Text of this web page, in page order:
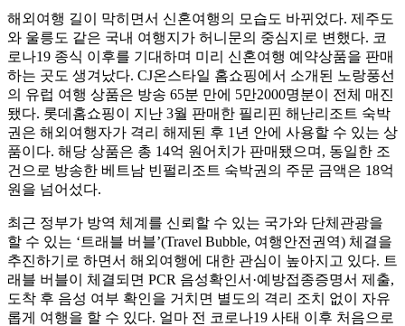
해외여행 길이 막히면서 신혼여행의 모습도 바뀌었다. 제주도
와 울릉도 같은 국내 여행지가 허니문의 중심지로 변했다. 코
로나19 종식 이후를 기대하며 미리 신혼여행 예약상품을 판매
하는 곳도 생겨났다. CJ온스타일 홈쇼핑에서 소개된 노랑풍선
의 유럽 여행 상품은 방송 65분 만에 5만2000명분이 전체 매진
됐다. 롯데홈쇼핑이 지난 3월 판매한 필리핀 해난리조트 숙박
권은 해외여행자가 격리 해제된 후 1년 안에 사용할 수 있는 상
품이다. 해당 상품은 총 14억 원어치가 판매됐으며, 동일한 조
건으로 방송한 베트남 빈펄리조트 숙박권의 주문 금액은 18억
원을 넘어섰다.
최근 정부가 방역 체계를 신뢰할 수 있는 국가와 단체관광을
할 수 있는 ‘트래블 버블’(Travel Bubble, 여행안전권역) 체결을
추진하기로 하면서 해외여행에 대한 관심이 높아지고 있다. 트
래블 버블이 체결되면 PCR 음성확인서·예방접종증명서 제출,
도착 후 음성 여부 확인을 거치면 별도의 격리 조치 없이 자유
롭게 여행을 할 수 있다. 얼마 전 코로나19 사태 이후 처음으로